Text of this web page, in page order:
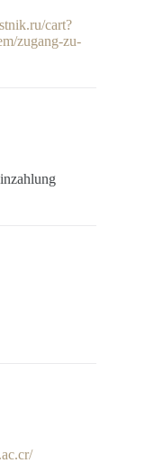
cart?
zugang-zu-